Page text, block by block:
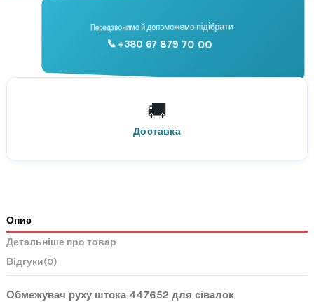
📞
Консультація
Передзвонимо й допоможемо підібрати
📞 +380 67 879 70 00
🚚
Доставка
По всій Україні
Нова Пошта
Опис
Детальніше про товар
Відгуки(0)
Обмежувач руху штока 447652 для сівалок